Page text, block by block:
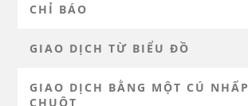
CHỈ BÁO
GIAO DỊCH TỪ BIỂU ĐỒ
GIAO DỊCH BẰNG MỘT CÚ NHẤP
CHUỘT